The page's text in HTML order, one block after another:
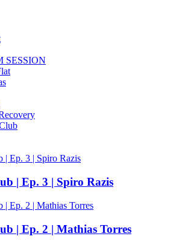
SESSION
| Ep. 3 | Spiro Razis
| Ep. 2 | Mathias Torres